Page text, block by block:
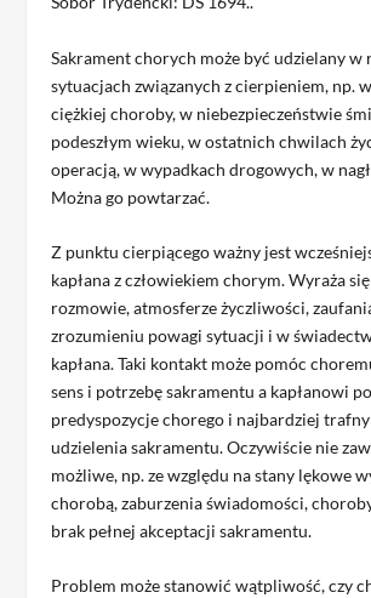
Sakrament chorych może być udzielany w
sytuacjach związanych z cierpieniem, np.
ciężkiej choroby, w niebezpieczeństwie
podeszłym wieku, w ostatnich chwilach
operacją, w wypadkach drogowych, w
Można go powtarzać.
Z punktu cierpiącego ważny jest
kapłana z człowiekiem chorym. Wyraża
rozmowie, atmosferze życzliwości,
zrozumieniu powagi sytuacji i w
kapłana. Taki kontakt może pomóc
sens i potrzebę sakramentu a kapłanowi
predyspozycje chorego i najbardziej
udzielenia sakramentu. Oczywiście nie
możliwe, np. ze względu na stany lękowe
chorobą, zaburzenia świadomości,
brak pełnej akceptacji sakramentu.
Problem może stanowić wątpliwość, czy